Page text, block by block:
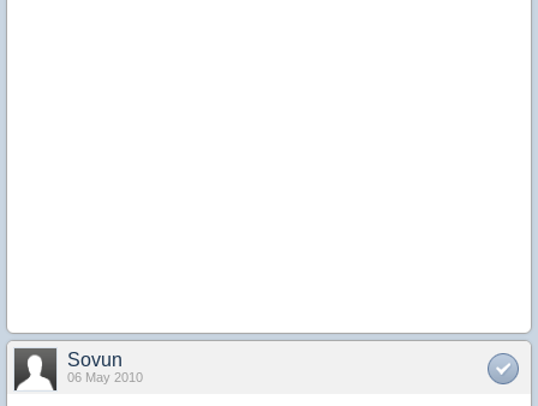
Sovun
06 May 2010